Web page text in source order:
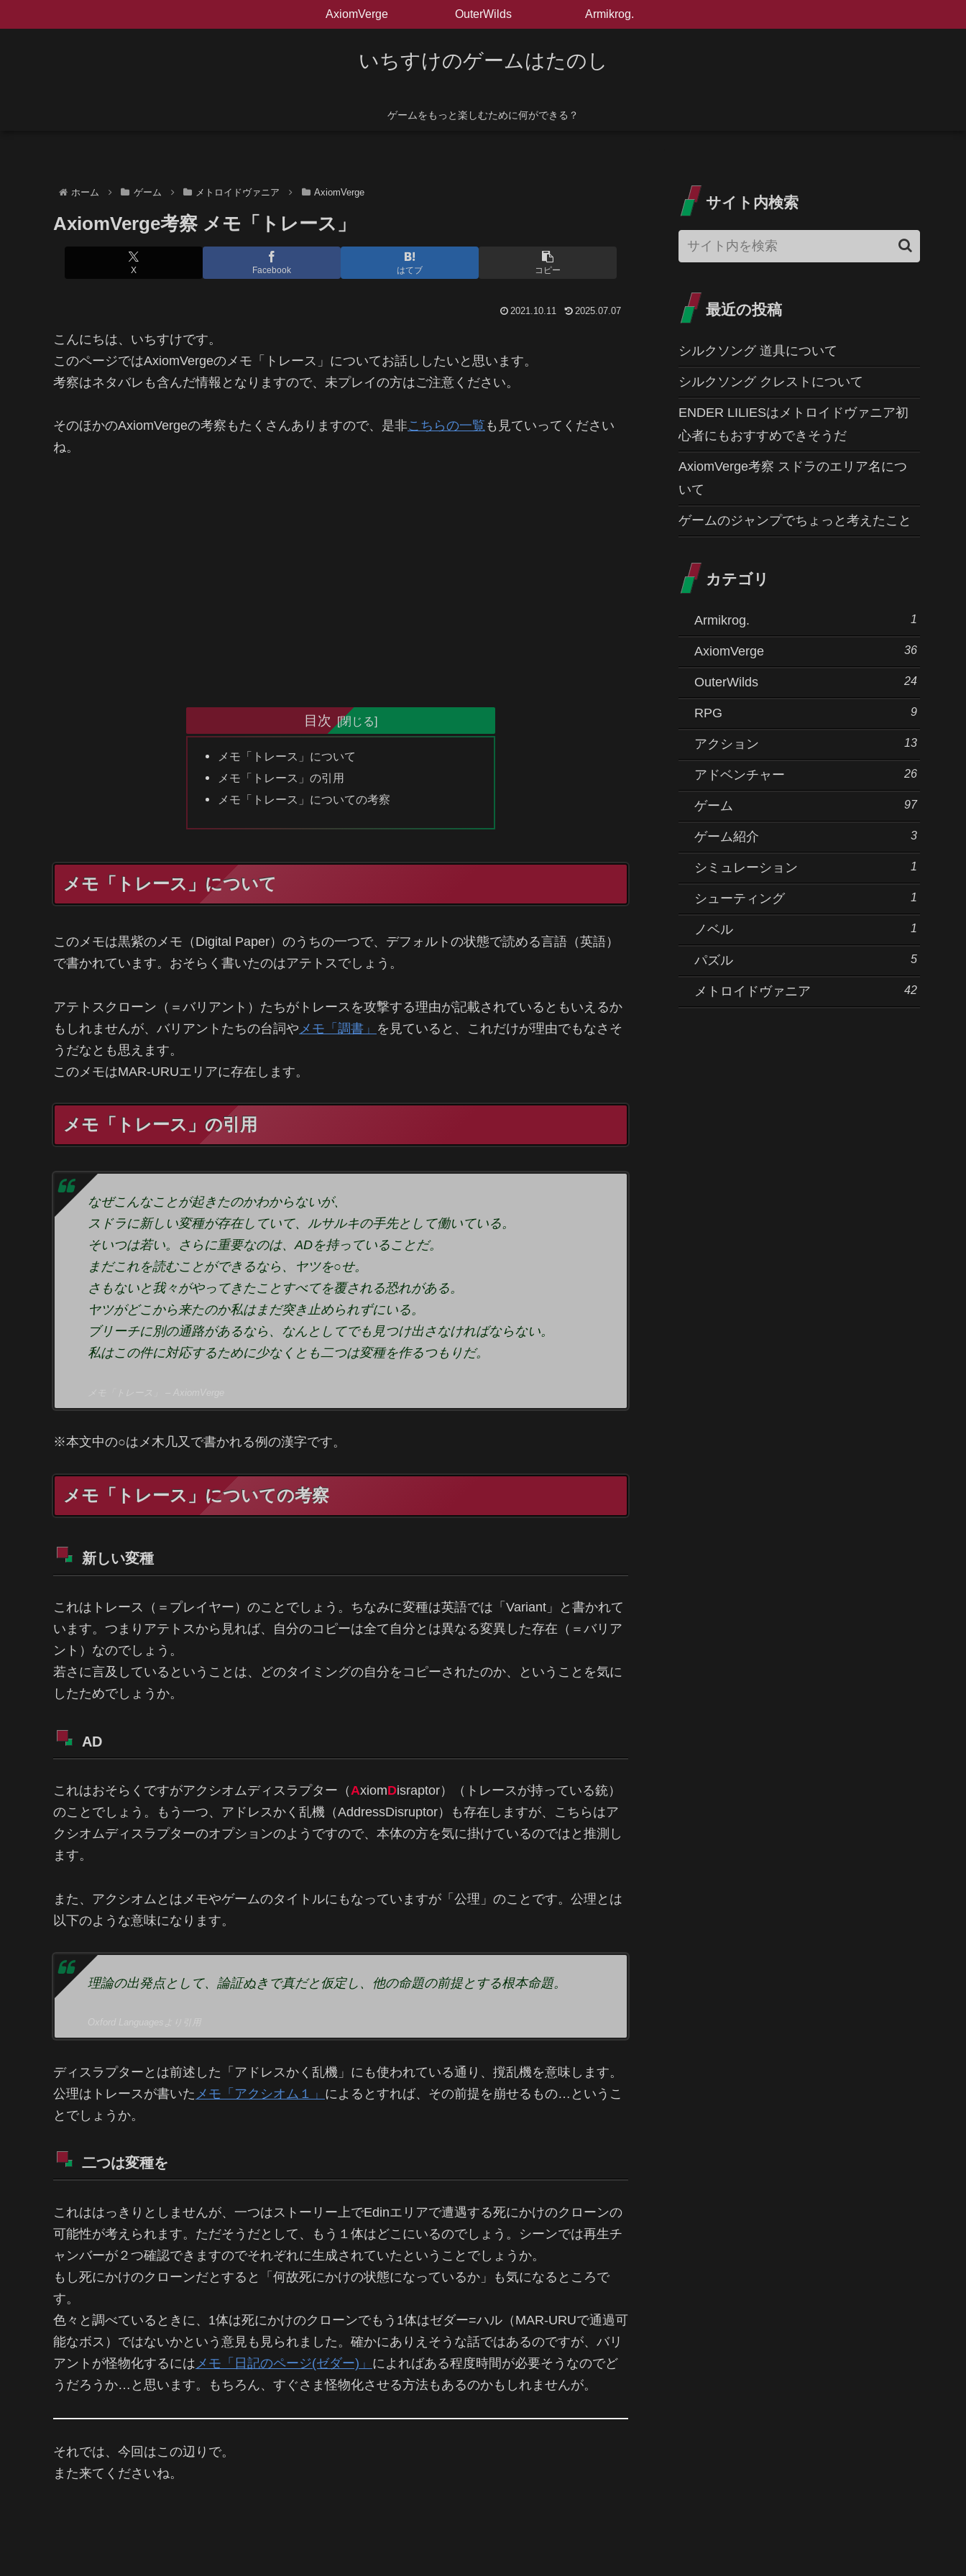
いちすけのゲームはたのし
ゲームをもっと楽しむために何ができる？
AxiomVerge OuterWilds Armikrog.
ホーム ゲーム メトロイドヴァニア AxiomVerge
AxiomVerge考察 メモ「トレース」
X Facebook はてブ コピー
2021.10.11 2025.07.07
こんにちは、いちすけです。
このページではAxiomVergeのメモ「トレース」についてお話ししたいと思います。
考察はネタバレも含んだ情報となりますので、未プレイの方はご注意ください。
そのほかのAxiomVergeの考察もたくさんありますので、是非こちらの一覧 も見ていってください
ね。
目次
メモ「トレース」について
メモ「トレース」の引用
メモ「トレース」についての考察
メモ「トレース」について
このメモは黒紫のメモ（Digital Paper）のうちの一つで、デフォルトの状態で読める言語（英語）
で書かれています。おそらく書いたのはアテトスでしょう。
アテトスクローン（＝バリアント）たちがトレースを攻撃する理由が記載されているともいえるか
もしれませんが、バリアントたちの台詞や メモ「調書」 を見ていると、これだけが理由でもなさそ
うだなとも思えます。
このメモはMAR-URUエリアに存在します。
メモ「トレース」の引用
なぜこんなことが起きたのかわからないが、
スドラに新しい変種が存在していて、ルサルキの手先として働いている。
そいつは若い。さらに重要なのは、ADを持っていることだ。
まだこれを読むことができるなら、ヤツを○せ。
さもないと我々がやってきたことすべてを覆される恐れがある。
ヤツがどこから来たのか私はまだ突き止められずにいる。
ブリーチに別の通路があるなら、なんとしてでも見つけ出さなければならない。
私はこの件に対応するために少なくとも二つは変種を作るつもりだ。
メモ「トレース」 – AxiomVerge
※本文中の○はメ木几又で書かれる例の漢字です。
メモ「トレース」についての考察
新しい変種
これはトレース（＝プレイヤー）のことでしょう。ちなみに変種は英語では「Variant」と書かれて
います。つまりアテトスから見れば、自分のコピーは全て自分とは異なる変異した存在（＝バリア
ント）なのでしょう。
若さに言及しているということは、どのタイミングの自分をコピーされたのか、ということを気に
したためでしょうか。
AD
これはおそらくですがアクシオムディスラプター（AxiomDisraptor）（トレースが持っている銃）
のことでしょう。もう一つ、アドレスかく乱機（AddressDisruptor）も存在しますが、こちらはア
クシオムディスラプターのオプションのようですので、本体の方を気に掛けているのではと推測し
ます。
また、アクシオムとはメモやゲームのタイトルにもなっていますが「公理」のことです。公理とは
以下のような意味になります。
理論の出発点として、論証ぬきで真だと仮定し、他の命題の前提とする根本命題。
Oxford Languagesより引用
ディスラプターとは前述した「アドレスかく乱機」にも使われている通り、撹乱機を意味します。
公理はトレースが書いた メモ「アクシオム１」 によるとすれば、その前提を崩せるもの…というこ
とでしょうか。
二つは変種を
これははっきりとしませんが、一つはストーリー上でEdinエリアで遭遇する死にかけのクローンの
可能性が考えられます。ただそうだとして、もう１体はどこにいるのでしょう。シーンでは再生チ
ャンバーが２つ確認できますのでそれぞれに生成されていたということでしょうか。
もし死にかけのクローンだとすると「何故死にかけの状態になっているか」も気になるところで
す。
色々と調べているときに、1体は死にかけのクローンでもう1体はゼダー=ハル（MAR-URUで通過可
能なボス）ではないかという意見も見られました。確かにありえそうな話ではあるのですが、バリ
アントが怪物化するには メモ「日記のページ(ゼダー)」 によればある程度時間が必要そうなのでど
うだろうか…と思います。もちろん、すぐさま怪物化させる方法もあるのかもしれませんが。
それでは、今回はこの辺りで。
また来てくださいね。
サイト内検索
最近の投稿
シルクソング 道具について
シルクソング クレストについて
ENDER LILIESはメトロイドヴァニア初
心者にもおすすめできそうだ
AxiomVerge考察 スドラのエリア名につ
いて
ゲームのジャンプでちょっと考えたこと
カテゴリ
Armikrog. 1
AxiomVerge 36
OuterWilds 24
RPG 9
アクション 13
アドベンチャー 26
ゲーム 97
ゲーム紹介 3
シミュレーション 1
シューティング 1
ノベル 1
パズル 5
メトロイドヴァニア 42